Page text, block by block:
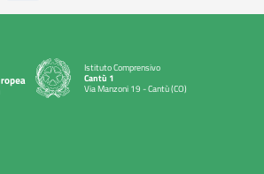
Istituto Comprensivo
Cantù 1
Via Manzoni 19 - Cantù (CO)
— Visita la pagina iniziale della scuola